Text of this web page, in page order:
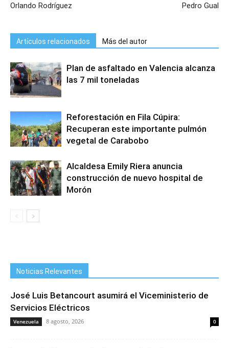
Orlando Rodríguez
Pedro Gual
Artículos relacionados Más del autor
Plan de asfaltado en Valencia alcanza
las 7 mil toneladas
Reforestación en Fila Cúpira:
Recuperan este importante pulmón
vegetal de Carabobo
Alcaldesa Emily Riera anuncia
construcción de nuevo hospital de
Morón
Noticias Relevantes
José Luis Betancourt asumirá el Viceministerio de
Servicios Eléctricos
Venezuela 8 agosto, 2026 0